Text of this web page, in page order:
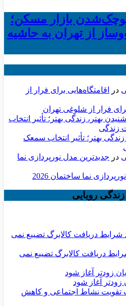
بازار مسکن؛
از تهران به حاشیه‌
در
اقامتگاه‌هایی برای فرار از
فرار از شلوغی تهران
شنیدن بهتر، زندگی بهتر؛ تأثیر انتخاب
زندگی
بهتر؛ تأثیر انتخاب سمعک
در جدیدترین مدل نورپردازی نما
نما ساختمان 2026
رویایی
دریافت کالابرگ تضییع نمی
آغاز شود